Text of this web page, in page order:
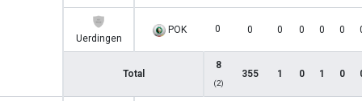
Uerdingen
POK 0 0 0 0 0 0
Total
8
(2)
355 1 0 1 0